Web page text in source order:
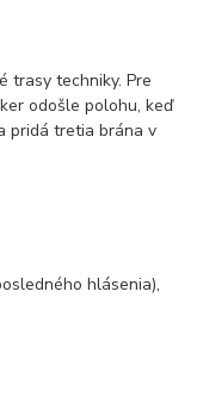
trasy techniky. Pre
odošle polohu, keď
pridá tretia brána v
hlásenia),